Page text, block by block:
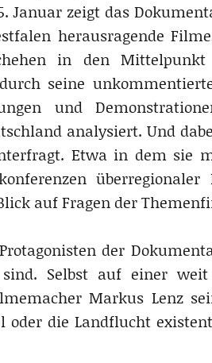
Januar zeigt das
herausragende
in den
seine
und
analysiert. Und
Etwa in dem sie
auf Fragen der
der
sind. Selbst auf einer
Markus Lenz
die Landflucht